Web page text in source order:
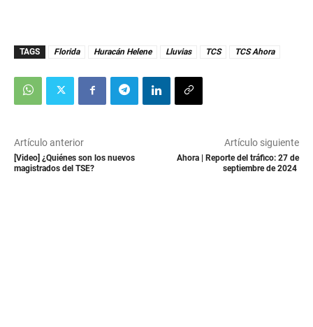
TAGS Florida Huracán Helene Lluvias TCS TCS Ahora
Artículo anterior
[Video] ¿Quiénes son los nuevos
magistrados del TSE?
Artículo siguiente
Ahora | Reporte del tráfico: 27 de
septiembre de 2024